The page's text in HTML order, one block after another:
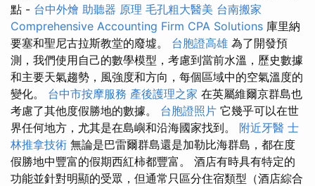
點 - 台中外燴 助聽器 原理 毛孔粗大醫美 台南搬家
Comprehensive Accounting Firm CPA Solutions 庫里納
要塞和聖尼古拉斯教堂的廢墟。 台胞證高雄 為了開發預
測，我們使用自己的數學模型，考慮到當前水溫，歷史數據
和主要天氣趨勢，風強度和方向，每個區域中的空氣溫度的
變化。 台中市按摩服務 產後護理之家 在英屬維爾京群島也
考慮了其他度假勝地的數據。 台胞證照片 它幾乎可以在世
界任何地方，尤其是在島嶼和沿海國家找到。 附近牙醫 士
林推拿技術 無論是巴雷爾群島還是加勒比海群島，都在度
假勝地中豐富的假期西紅柿都豐富。 酒店有時具有特定的
功能並針對明顯的受眾，但通常只區分住宿類型（酒店綜合